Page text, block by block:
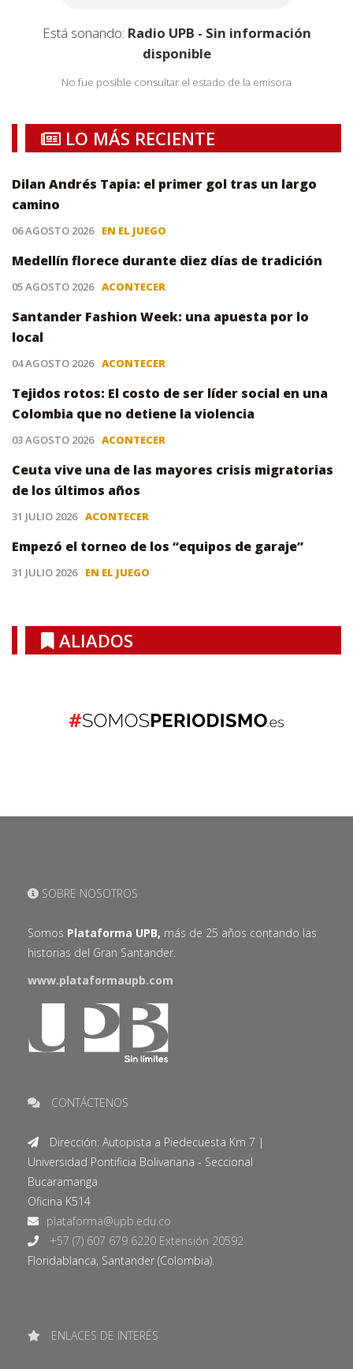
Está sonando: Radio UPB - Sin información
disponible
No fue posible consultar el estado de la emisora
LO MÁS RECIENTE
Dilan Andrés Tapia: el primer gol tras un largo
camino
06 AGOSTO 2026 EN EL JUEGO
Medellín florece durante diez días de tradición
05 AGOSTO 2026 ACONTECER
Santander Fashion Week: una apuesta por lo
local
04 AGOSTO 2026 ACONTECER
Tejidos rotos: El costo de ser líder social en una
Colombia que no detiene la violencia
03 AGOSTO 2026 ACONTECER
Ceuta vive una de las mayores crisis migratorias
de los últimos años
31 JULIO 2026 ACONTECER
Empezó el torneo de los “equipos de garaje”
31 JULIO 2026 EN EL JUEGO
ALIADOS
SOBRE NOSOTROS
Somos Plataforma UPB, más de 25 años contando las
historias del Gran Santander.
www.plataformaupb.com
CONTÁCTENOS
Dirección: Autopista a Piedecuesta Km 7 |
Universidad Pontificia Bolivariana - Seccional
Bucaramanga
Oficina K514
+57 (7) 607 679 6220 Extensión 20592
Floridablanca, Santander (Colombia).
ENLACES DE INTERÉS